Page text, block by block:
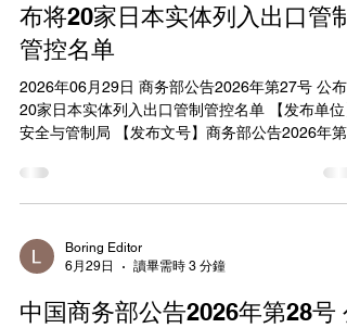
口、再出口或境内转移军事物品、某些商业卫星和
航天器，以及双重用途物品，用于石油和天然气生
产、海水淡化及民用核电等领域。BIS预计此规则
年可减少约50份许可申请，节省约950美元成本。
规则进一步允许UAE政府及经批准实体无许可获取
先进计算物品（包括ECCNs 3A090.a和4A090.a等
布将20家日本实体列入出口管制
管控名单
2026年06月29日 商务部公告2026年第27号 公布
20家日本实体列入出口管制管控名单 【发布单位
安全与管制局 【发布文号】商务部公告2026年第
共和国出口管制法》和《中华人民共和国两用物项
出口管制条例》等法律法规有关规定，为维护国家
研究所等参与提升日本军事实力的20家日本实体列
入出口管制管控名单（见附件），并采取以下措
物项，禁止境外组织和个人将原产于中华人民共和
Boring Editor
6月29日
讀畢需時 3 分鐘
中国商务部公告2026年第28号